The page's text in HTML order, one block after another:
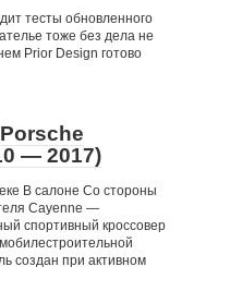
тесты обновленного
тоже без дела не
Prior Design готово
— 2017)
В салоне Со стороны
Cayenne —
спортивный кроссовер
создан при активном